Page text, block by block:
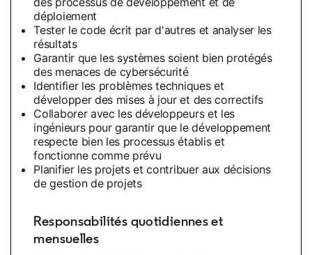
déploiement
Tester le code écrit par d'autres et analyser les
résultats
Garantir que les systèmes soient bien protégés
des menaces de cybersécurité
Identifier les problèmes techniques et
développer des mises à jour et des correctifs
Collaborer avec les développeurs et les
ingénieurs pour garantir que le développement
respecte bien les processus établis et
fonctionne comme prévu
Planifier les projets et contribuer aux décisions
de gestion de projets
Responsabilités quotidiennes et
mensuelles